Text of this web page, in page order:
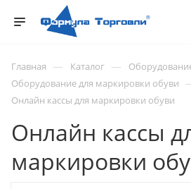
Главная — Каталог —
Оборудование для маркировки обуви
Онлайн кассы для маркировки обуви
Онлайн кассы
маркировки